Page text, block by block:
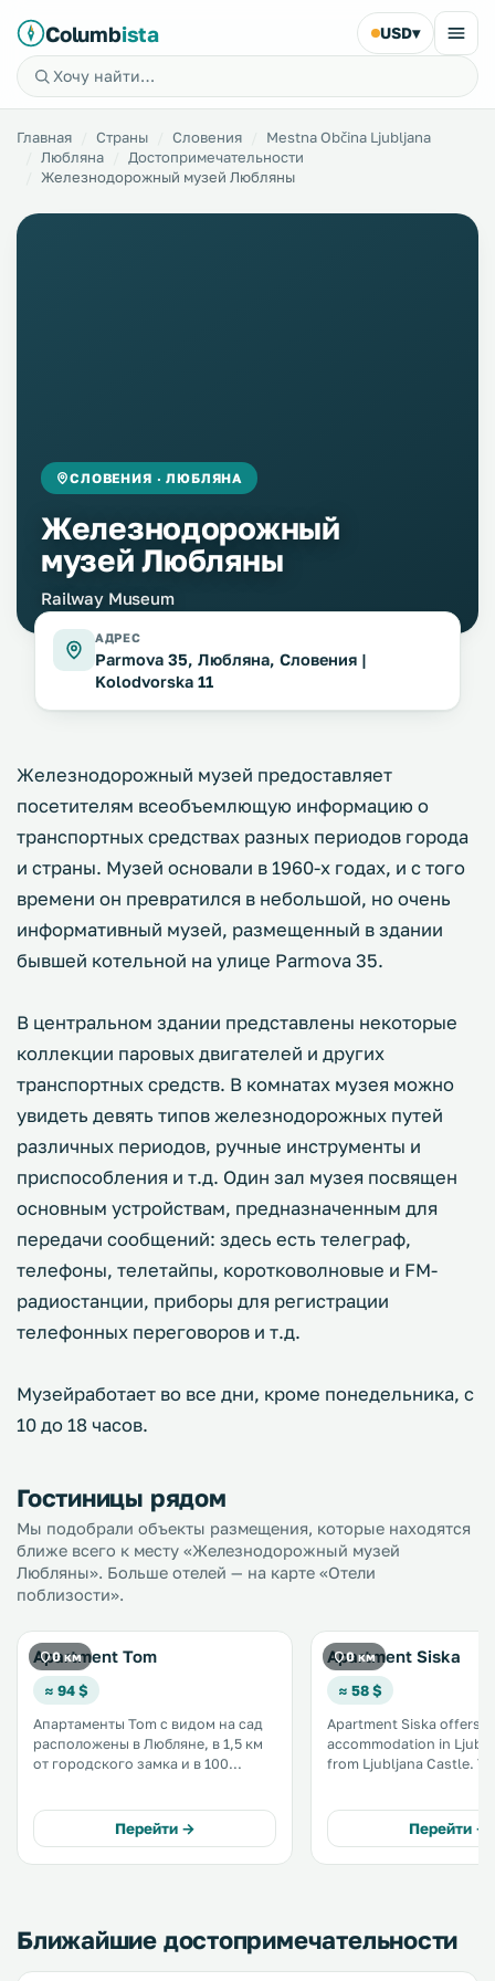
Columbista USD▾
Главная Страны Словения
Mestna Občina Ljubljana
Любляна
Достопримечательности
Железнодорожный музей Любляны
СЛОВЕНИЯ · ЛЮБЛЯНА
Железнодорожный
музей Любляны
Railway Museum
АДРЕС
Parmova 35, Любляна, Словения |
Kolodvorska 11
Железнодорожный музей предоставляет
посетителям всеобъемлющую информацию о
транспортных средствах разных периодов города
и страны. Музей основали в 1960-х годах, и с того
времени он превратился в небольшой, но очень
информативный музей, размещенный в здании
бывшей котельной на улице Parmova 35.
В центральном здании представлены некоторые
коллекции паровых двигателей и других
транспортных средств. В комнатах музея можно
увидеть девять типов железнодорожных путей
различных периодов, ручные инструменты и
приспособления и т.д. Один зал музея посвящен
основным устройствам, предназначенным для
передачи сообщений: здесь есть телеграф,
телефоны, телетайпы, коротковолновые и FM-
радиостанции, приборы для регистрации
телефонных переговоров и т.д.
Музейработает во все дни, кроме понедельника, с
10 до 18 часов.
Гостиницы рядом
Мы подобрали объекты размещения, которые находятся
ближе всего к месту «Железнодорожный музей
Любляны». Больше отелей — на карте «Отели
поблизости».
0 км
Apartment Tom
≈ 94 $
Апартаменты Tom с видом на сад
расположены в Любляне, в 1,5 км
от городского замка и в 100
возможно размещение с
домашними животными. К услугам
гостей бесплатный Wi-Fi на всей
Перейти →
0 км
Apartment Siska
≈ 58 $
Apartment Siska offers
accommodation in
from Ljubljana Castle. The property
Перейти →
Ближайшие достопримечательности